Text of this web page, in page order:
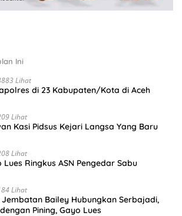
Ini
Lihat
di 23 Kabupaten/Kota di Aceh
Lihat
Kasi Pidsus Kejari Langsa Yang Baru
Lihat
Lues Ringkus ASN Pengedar Sabu
Lihat
Jembatan Bailey Hubungkan Serbajadi,
Pining, Gayo Lues